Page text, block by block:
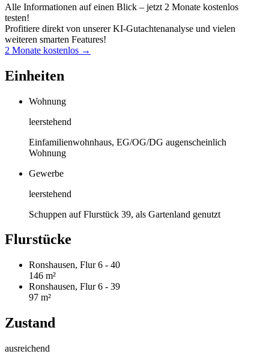
Alle Informationen auf einen Blick – jetzt 2 Monate kostenlos
testen!
Profitiere direkt von unserer KI-Gutachtenanalyse und vielen
weiteren smarten Features!
2 Monate kostenlos →
Einheiten
Wohnung
leerstehend
Einfamilienwohnhaus, EG/OG/DG augenscheinlich
Wohnung
Gewerbe
leerstehend
Schuppen auf Flurstück 39, als Gartenland genutzt
Flurstücke
Ronshausen, Flur 6 - 40
146 m²
Ronshausen, Flur 6 - 39
97 m²
Zustand
ausreichend